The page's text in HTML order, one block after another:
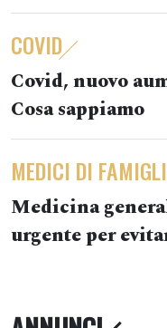
COVID
Covid, nuovo
Cosa sappiamo
MEDICI DI
Medicina
urgente per